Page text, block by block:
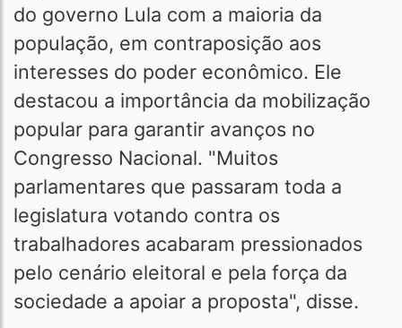
do governo Lula com a maioria da
população, em contraposição aos
interesses do poder econômico. Ele
destacou a importância da mobilização
popular para garantir avanços no
Congresso Nacional. "Muitos
parlamentares que passaram toda a
legislatura votando contra os
trabalhadores acabaram pressionados
pelo cenário eleitoral e pela força da
sociedade a apoiar a proposta", disse.